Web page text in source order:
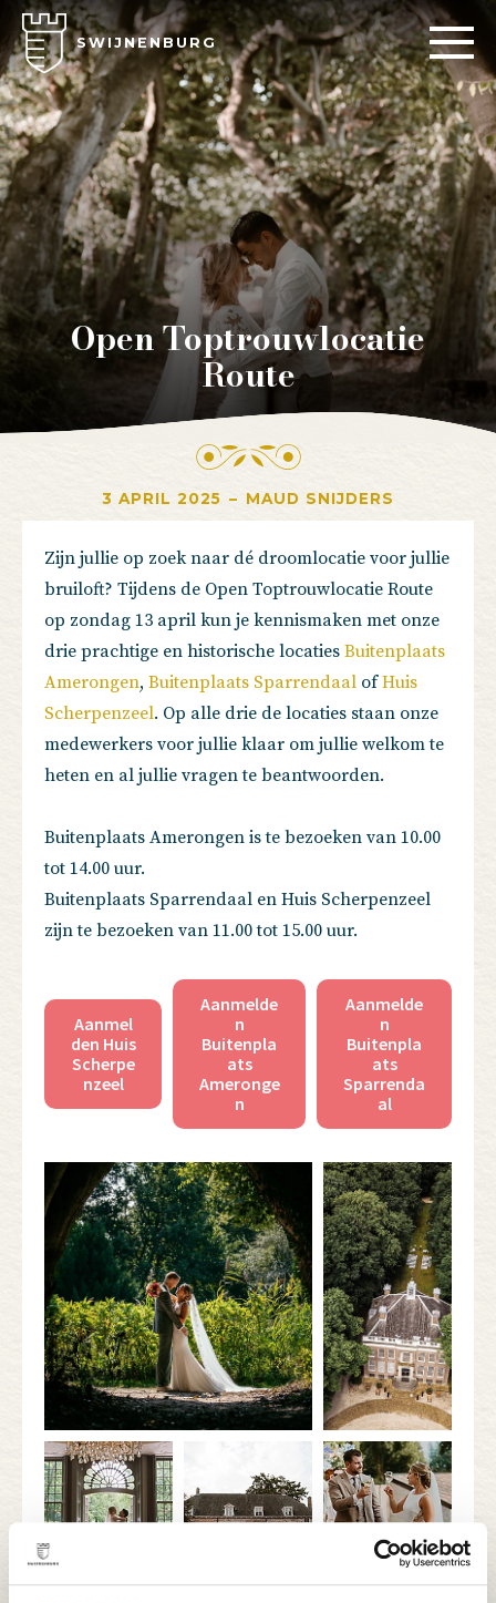
SWIJNENBURG
Open Toptrouwlocatie
Route
3 APRIL 2025 – MAUD SNIJDERS
Zijn jullie op zoek naar dé droomlocatie voor jullie
bruiloft? Tijdens de Open Toptrouwlocatie Route
op zondag 13 april kun je kennismaken met onze
drie prachtige en historische locaties Buitenplaats
Amerongen, Buitenplaats Sparrendaal ofHuis
Scherpenzeel. Op alle drie de locaties staan onze
medewerkers voor jullie klaar om jullie welkom te
heten en al jullie vragen te beantwoorden.
Buitenplaats Amerongen is te bezoeken van 10.00
tot 14.00 uur.
Buitenplaats Sparrendaal en Huis Scherpenzeel
zijn te bezoeken van 11.00 tot 15.00 uur.
Aanmel
den Huis
Scherpe
nzeel
Aanmelde
n
Buitenpla
ats
Ameronge
n
Aanmelde
n
Buitenpla
ats
Sparrenda
al